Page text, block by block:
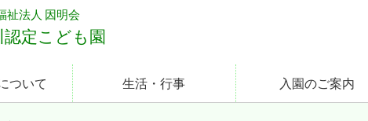
祉法人 因明会
認定こども園
ついて 生活・行事 入園のご案内